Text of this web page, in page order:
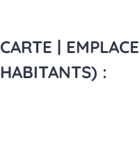
CARTE |
HABITANTS) :